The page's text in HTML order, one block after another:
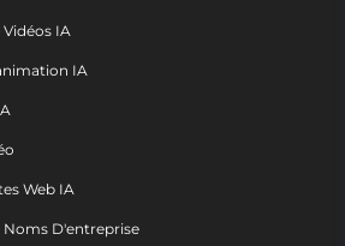
IA
IA
Web IA
Noms D'entreprise